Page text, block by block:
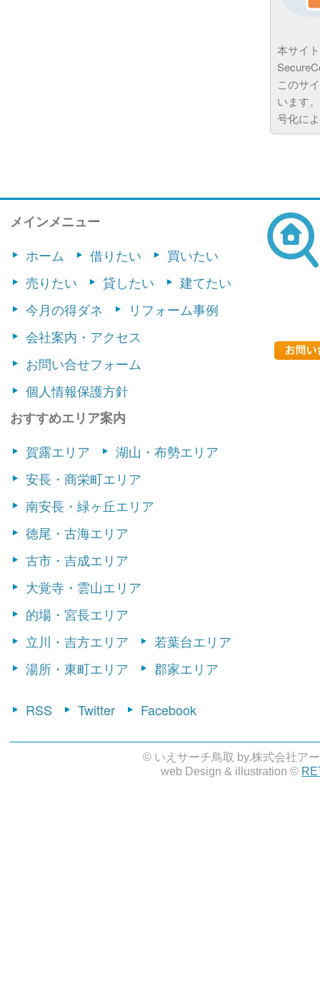
本サイ
このサ
います
号化に
メインメニュー
ホーム
借りたい
買いたい
売りたい
貸したい
建てたい
今月の得ダネ
リフォーム事例
会社案内・アクセス
お問い合せフォーム
個人情報保護方針
おすすめエリア案内
賀露エリア
湖山・布勢エリア
安長・商栄町エリア
南安長・緑ヶ丘エリア
徳尾・古海エリア
古市・吉成エリア
大覚寺・雲山エリア
的場・宮長エリア
立川・吉方エリア
若葉台エリア
湯所・東町エリア
郡家エリア
RSS Twitter Facebook
© いえサーチ鳥取 by.株式会社ア
web Design & illustration ©